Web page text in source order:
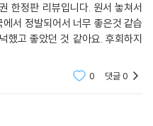
한정판 리뷰입니다. 원서 놓쳐서
서 정발되어서 너무 좋은것 같습
했고 좋았던 것 같아요. 후회하지
0 댓글0